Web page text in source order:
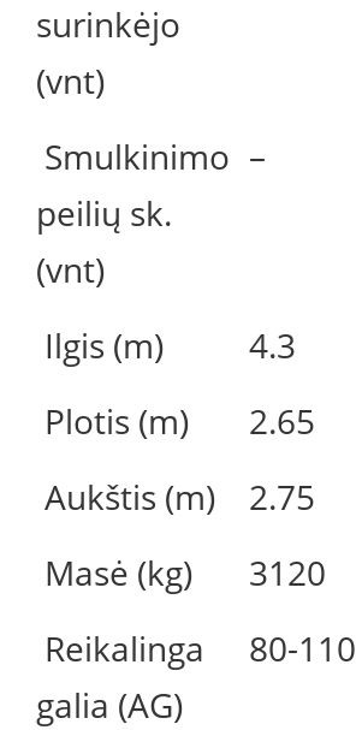
surinkėjo
(vnt)
Smulkinimo
peilių sk.
(vnt)
–
Ilgis (m) 4.3
Plotis (m)
2.65
Aukštis (m)
2.75
Masė (kg)
3120
Reikalinga
galia (AG)
80-110